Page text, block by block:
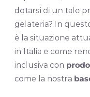
dotarsi di un tale
gelateria? In
è la situazione
in Italia e come
inclusiva con
come la nostra